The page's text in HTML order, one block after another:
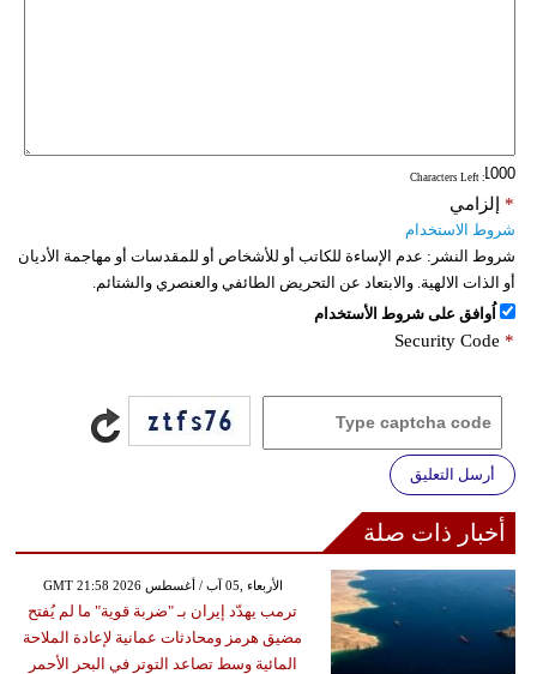
: Characters Left
إلزامي *
شروط الاستخدام
شروط النشر: عدم الإساءة للكاتب أو للأشخاص أو للمقدسات أو مهاجمة الأديان
أو الذات الالهية. والابتعاد عن التحريض الطائفي والعنصري والشتائم.
اُوافق على شروط الأستخدام
Security Code *
أرسل التعليق
أخبار ذات صلة
GMT 21:58 2026 الأربعاء ,05 آب / أغسطس
ترمب يهدّد إيران بـ "ضربة قوية" ما لم يُفتح
مضيق هرمز ومحادثات عمانية لإعادة الملاحة
المائية وسط تصاعد التوتر في البحر الأحمر